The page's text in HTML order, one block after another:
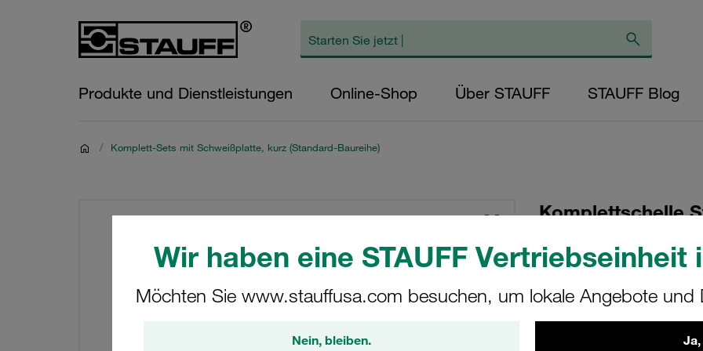
Wir haben eine STAUFF Vertriebseinheit
Möchten Sie www.stauffusa.com besuchen, um lokale Angebote und
Nein, bleiben.
Produkte und Dienstleistungen Online-Shop Über STAUFF STAUFF Blog
/ Komplett-Sets mit Schweißplatte, kurz (Standard-Baureihe)
Komplettschelle
Vorspannung
Schlitzschraube